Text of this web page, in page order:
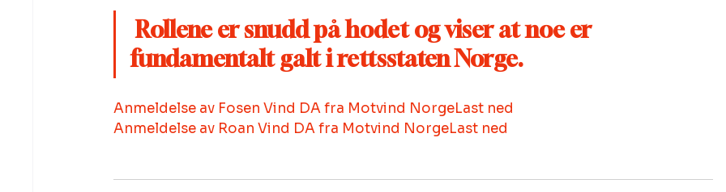
Rollene er snudd på hodet og viser at noe er
fundamentalt galt i rettsstaten Norge.
Anmeldelse av Fosen Vind DA fra Motvind NorgeLast ned
Anmeldelse av Roan Vind DA fra Motvind NorgeLast ned